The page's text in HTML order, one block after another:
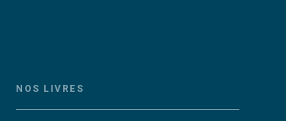
NOS LIVRES